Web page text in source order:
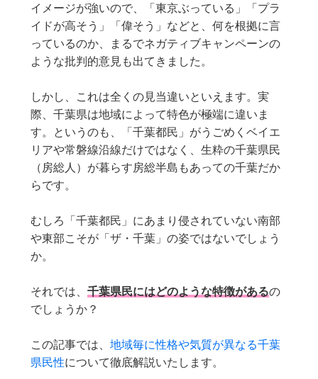
イメージが強いので、「東京ぶっている」「プラ
イドが高そう」「偉そう」などと、何を根拠に言
っているのか、まるでネガティブキャンペーンの
ような批判的意見も出てきました。
しかし、これは全くの見当違いといえます。実
際、千葉県は地域によって特色が極端に違いま
す。というのも、「千葉都民」がうごめくベイエ
リアや常磐線沿線だけではなく、生粋の千葉県民
（房総人）が暮らす房総半島もあっての千葉だか
らです。
むしろ「千葉都民」にあまり侵されていない南部
や東部こそが「ザ・千葉」の姿ではないでしょう
か。
それでは、千葉県民にはどのような特徴があるの
でしょうか？
この記事では、地域毎に性格や気質が異なる千葉
県民性について徹底解説いたします。